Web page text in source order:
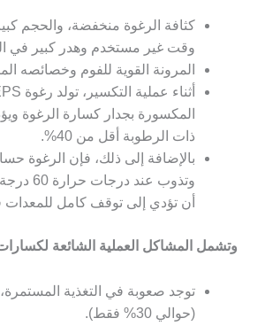
كثافة الرغوة منخفضة، والحجم
وقت غير مستخدم وهدر كبير في
المرونة القوية للفوم وخصائصه
المكسورة بجدار كسارة الرغوة
ذات الرطوبة أقل من 40%.
بالإضافة إلى ذلك، فإن الرغوة
وتذوب
أن تؤدي إلى توقف كامل للمعدات
وتشمل المشاكل العملية الشائعة
توجد صعوبة في التغذية
(حوالي 30% فقط).